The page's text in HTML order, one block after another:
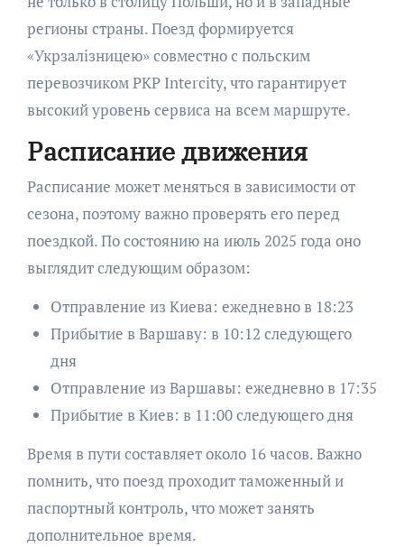
регионы страны. Поезд формируется
«Укрзалізницею» совместно с польским
перевозчиком PKP Intercity, что гарантирует
высокий уровень сервиса на всем маршруте.
Расписание движения
Расписание может меняться в зависимости от
сезона, поэтому важно проверять его перед
поездкой. По состоянию на июль 2025 года оно
выглядит следующим образом:
Отправление из Киева: ежедневно в 18:23
Прибытие в Варшаву: в 10:12 следующего
дня
Отправление из Варшавы: ежедневно в 17:35
Прибытие в Киев: в 11:00 следующего дня
Время в пути составляет около 16 часов. Важно
помнить, что поезд проходит таможенный и
паспортный контроль, что может занять
дополнительное время.